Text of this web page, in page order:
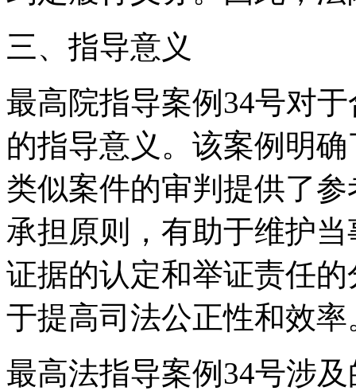
三、指导意义
最高院指导案例34号对
的指导意义。该案例明
类似案件的审判提供了
承担原则，有助于维护
证据的认定和举证责任
于提高司法公正性和效率
最高法指导案例34号涉